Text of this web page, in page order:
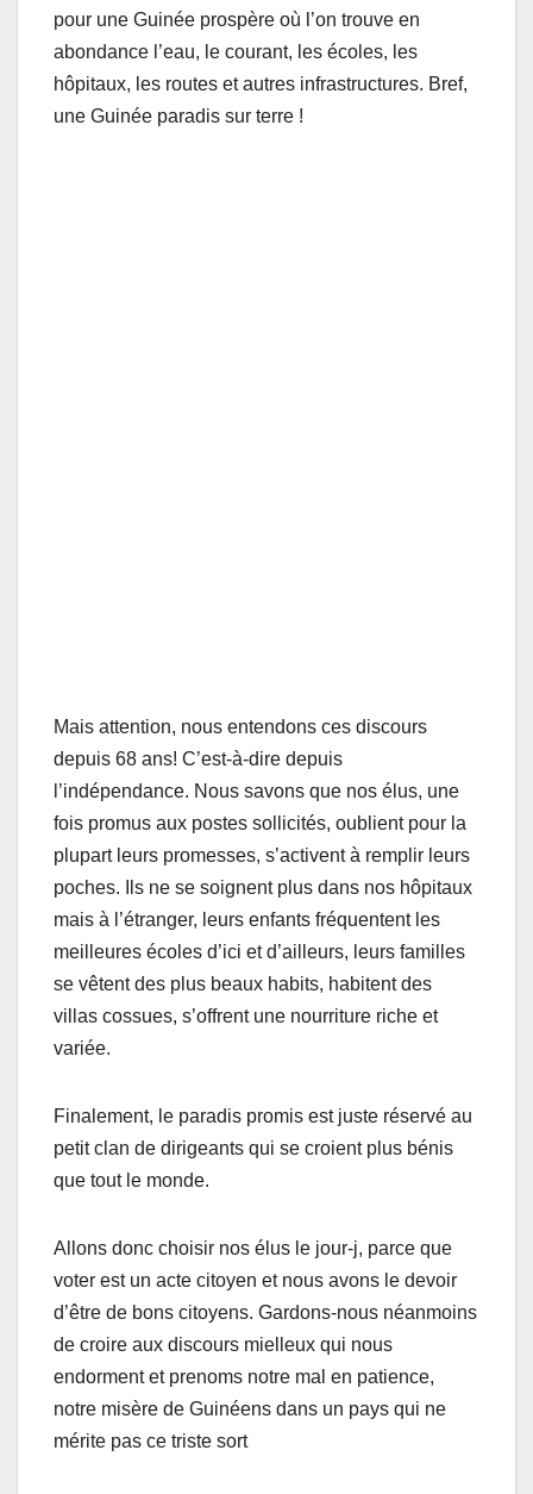
pour une Guinée prospère où l’on trouve en
abondance l’eau, le courant, les écoles, les
hôpitaux, les routes et autres infrastructures. Bref,
une Guinée paradis sur terre !
Mais attention, nous entendons ces discours
depuis 68 ans! C’est-à-dire depuis
l’indépendance. Nous savons que nos élus, une
fois promus aux postes sollicités, oublient pour la
plupart leurs promesses, s’activent à remplir leurs
poches. Ils ne se soignent plus dans nos hôpitaux
mais à l’étranger, leurs enfants fréquentent les
meilleures écoles d’ici et d’ailleurs, leurs familles
se vêtent des plus beaux habits, habitent des
villas cossues, s’offrent une nourriture riche et
variée.
Finalement, le paradis promis est juste réservé au
petit clan de dirigeants qui se croient plus bénis
que tout le monde.
Allons donc choisir nos élus le jour-j, parce que
voter est un acte citoyen et nous avons le devoir
d’être de bons citoyens. Gardons-nous néanmoins
de croire aux discours mielleux qui nous
endorment et prenoms notre mal en patience,
notre misère de Guinéens dans un pays qui ne
mérite pas ce triste sort